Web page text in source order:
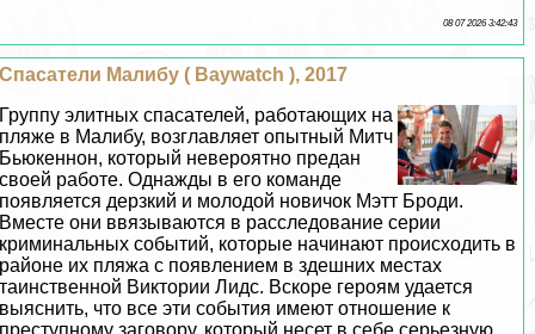
08 07 2026 3:42:43
Спасатели Малибу ( Baywatch ), 2017
Группу элитных спасателей, работающих на
пляже в Малибу, возглавляет опытный Митч
Бьюкеннон, который невероятно предан
своей работе. Однажды в его комaнде
появляется дерзкий и молодой новичок Мэтт Броди.
Вместе они ввязываются в расследование серии
криминальных событий, которые начинают происходить в
районе их пляжа с появлением в здешних местах
таинственной Виктории Лидс. Вскоре героям удается
выяснить, что все эти события имеют отношение к